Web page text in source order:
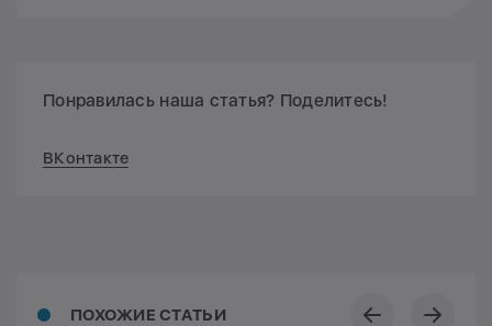
Понравилась наша статья? Поделитесь!
ВКонтакте
ПОХОЖИЕ СТАТЬИ